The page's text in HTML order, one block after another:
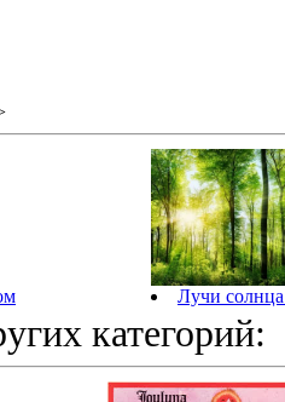
Лучи солнца
категорий: